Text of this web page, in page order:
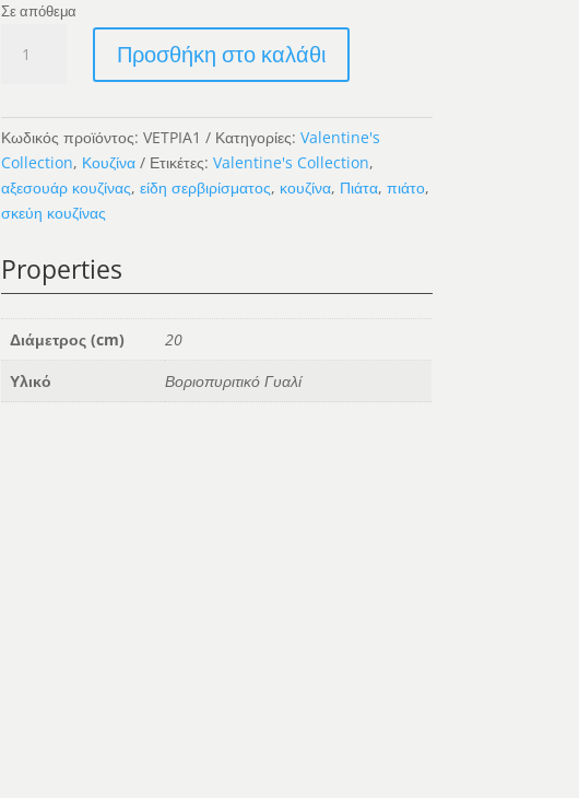
Σε απόθεμα
Βοριοπυριτικό
D20
cm
ποσότητα
Προσθήκη στο καλάθι
Κωδικός προϊόντος: VETPIA1 Κατηγορίες: Valentine's
Collection, Κουζίνα Ετικέτες: Valentine's Collection,
αξεσουάρ κουζίνας, είδη σερβιρίσματος, κουζίνα, Πιάτα, πιάτο,
σκεύη κουζίνας
Properties
Διάμετρος (cm)
20
Υλικό
Βοριοπυριτικό Γυαλί